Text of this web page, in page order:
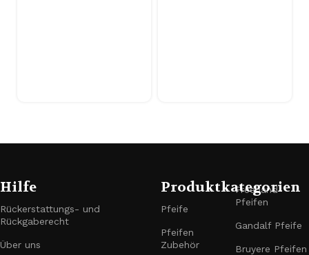
Hilfe
Rückerstattungs- und
Rückgaberecht
Über uns
Produktkategorien
Pfeife
Pfeifen
Zubehör
Freehand-
Pfeifen
Gandalf Pfeife
Bruyere Pfeifen